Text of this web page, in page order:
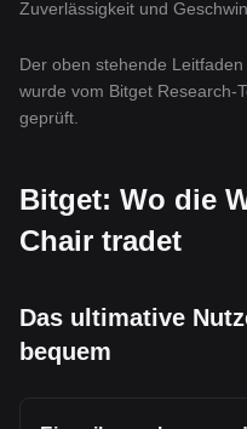
Zuverlässigkeit und
Der oben stehende
wurde vom Bitget Research-
geprüft.
Bitget: Wo die
Chair tradet
Das ultimative
bequem